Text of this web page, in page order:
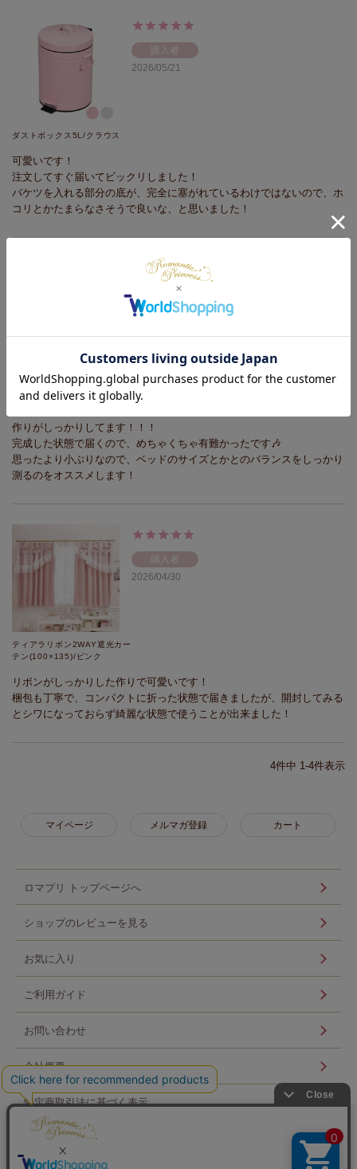
ダストボックス5L/クラウス
購入者
2026/05/21
可愛いです！
注文してすぐ届いてビックリしました！
バケツを入れる部分の底が、完全に塞がれているわけではないので、ホ
コリとかたまらなさそうで良いな、と思いました！
【大型】フリルバスケットチ
ェスト(1杯・ピンク)/fille(フィ
ーユ)
購入者
2026/05/21
作りがしっかりしてます！！！
完成した状態で届くので、めちゃくちゃ有難かったです🎶
思ったより小ぶりなので、ベッドのサイズとかとのバランスをしっかり
測るのをオススメします！
ティアラリボン2WAY遮光カー
テン(100×135)/ピンク
購入者
2026/04/30
リボンがしっかりした作りで可愛いです！
梱包も丁寧で、コンパクトに折った状態で届きましたが、開封してみる
とシワになっておらず綺麗な状態で使うことが出来ました！
4件中 1-4件表示
マイページ メルマガ登録 カート
ロマプリ トップページへ
ショップのレビューを見る
お気に入り
ご利用ガイド
お問い合わせ
会社概要
特定商取引法に基づく表示
個人情報の取扱い